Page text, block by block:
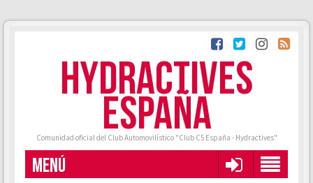
HYDRACTIVES
ESPAÑA
Comunidad oficial del Club Automovilístico "Club C5 España - Hydractives"
MENÚ